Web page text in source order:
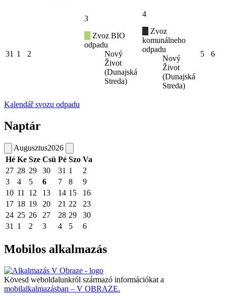
31 1 2
3
Zvoz BIO
odpadu
Nový
Život
(Dunajská
Streda)
4
Zvoz
komunálneho
odpadu
Nový
Život
(Dunajská
Streda)
5 6
Kalendář svozu odpadu
Naptár
Augusztus2026
Hé Ke Sze Csü Pé Szo Va
27 28 29 30 31 1
2
3
4 5 6 7 8
9
10 11 12 13 14 15
16
17 18 19 20 21 22
23
24 25 26 27 28 29
30
31
1 2 3 4 5 6
Mobilos alkalmazás
Kövesd weboldalunkról származó információkat a
mobilalkalmazásban – V OBRAZE.